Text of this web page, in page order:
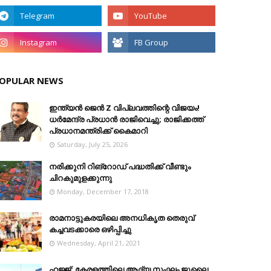
NEWS
ഇന്ത്യൻ ജെൻ Z വിപ്ലവത്തിന്റെ വിജയം!
ധർമേന്ദ്ര പ്രധാൻ രാജിവെച്ചു; രാജിക്കത്ത്
പ്രധാനമന്ത്രിക്ക് കൈമാറി
Saturday, July 25, 2026
നരിക്കുനി റിങ്റോഡ് പദ്ധതിക്ക് വീണ്ടും
ചിറകുമുളക്കുന്നു
Monday, December 17, 2018
രാമനാട്ടുകരയിലെ അനധികൃത തെരുവ്
കച്ചവടക്കാരെ ഒഴിപ്പിച്ചു
Wednesday, April 21, 2021